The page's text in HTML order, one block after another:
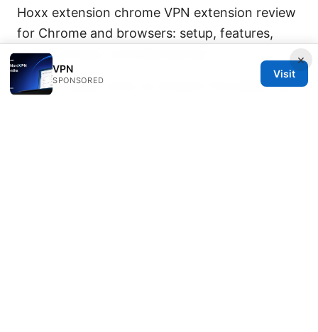
Hoxx extension chrome VPN extension review
for Chrome and browsers: setup, features,
speed, privacy, and alternatives
Does nordvpn work on amazon fire tablet yes
×
VPN
SPONSORED
Visit